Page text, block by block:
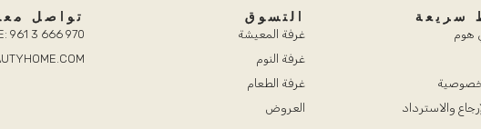
سريعة
هوم
والاسترداد
التسوق
غرفة المعيشة
غرفة النوم
غرفة الطعام
العروض
تواصل
961 3 666 970